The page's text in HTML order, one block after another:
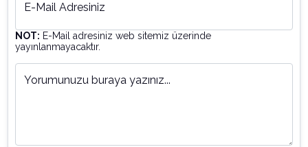
E-Mail Adresiniz
NOT: E-Mail adresiniz web sitemiz üzerinde
yayınlanmayacaktır.
Yorumunuzu buraya yazınız...